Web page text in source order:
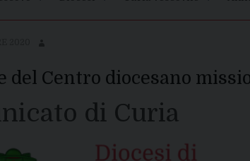
del Centro diocesano
di Curia